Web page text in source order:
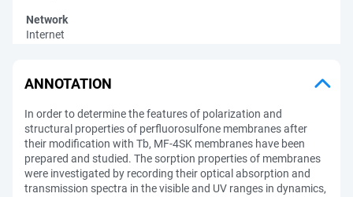
Network
Internet
ANNOTATION
In order to determine the features of polarization and
structural properties of perfluorosulfone membranes after
their modification with Tb, MF-4SK membranes have been
prepared and studied. The sorption properties of membranes
were investigated by recording their optical absorption and
transmission spectra in the visible and UV ranges in dynamics,